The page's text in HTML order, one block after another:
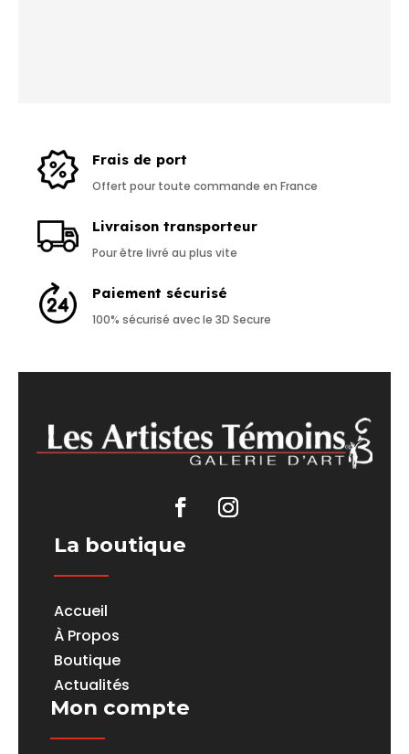
Frais de port
Offert pour toute commande en France
Livraison transporteur
Pour être livré au plus vite
Paiement sécurisé
100% sécurisé avec le 3D Secure
La boutique
Accueil
À Propos
Boutique
Actualités
Mon compte